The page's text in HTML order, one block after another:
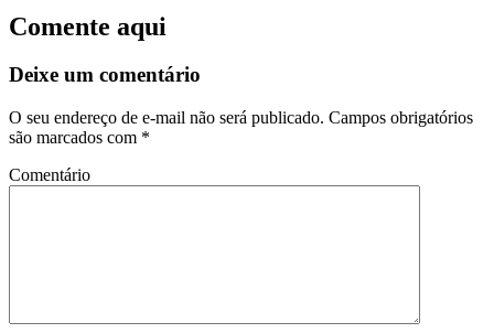
Comente aqui
Deixe um comentário
O seu endereço de e-mail não será publicado. Campos obrigatórios
são marcados com *
Comentário